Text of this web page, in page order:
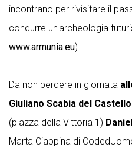
incontrano per rivisitare il
condurre un'archeologia
www.armunia.eu).
Da non perdere in giornata
Giuliano Scabia del
(piazza della Vittoria 1)
Marta Ciappina di